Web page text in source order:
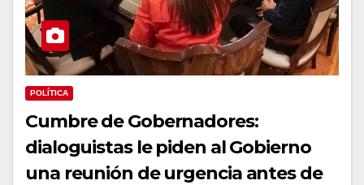
POLÍTICA
Cumbre de Gobernadores:
dialoguistas le piden al Gobierno
una reunión de urgencia antes de